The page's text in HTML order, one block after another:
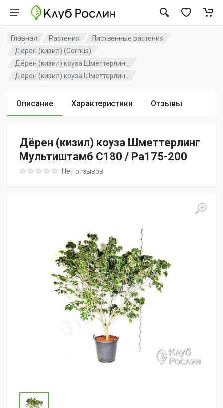
Главная Растения
Лиственные растения
Дёрен (кизил) (Cornus)
Дёрен (кизил) коуза Шметтерлин...
Дёрен (кизил) коуза Шметтерлин...
Описание Характеристики Отзывы
Дёрен (кизил) коуза Шметтерлинг
Мультиштамб C180 / Pa175-200
Rating: 0 out of 5Нет отзывов